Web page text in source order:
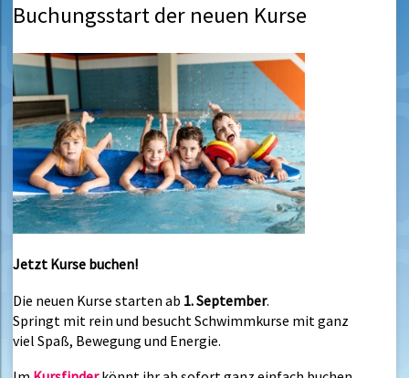
Buchungsstart der neuen Kurse
Jetzt Kurse buchen!
Die neuen Kurse starten ab 1. September.
Springt mit rein und besucht Schwimmkurse mit ganz
viel Spaß, Bewegung und Energie.